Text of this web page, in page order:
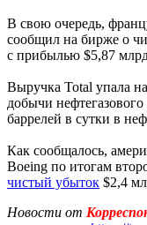
В свою очередь,
сообщил на бирже о
с прибылью $5,87
Выручка Total упала
добычи
баррелей в сутки в
Как сообщалось,
Boeing по итогам
чистый убыток $2,4
Новости от